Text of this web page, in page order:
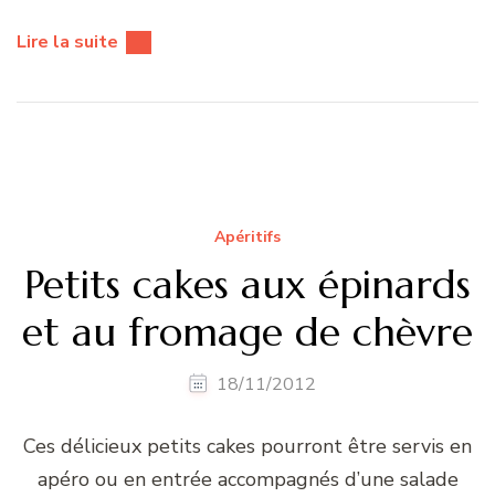
Lire la suite
Apéritifs
Petits cakes aux épinards
et au fromage de chèvre
18/11/2012
Ces délicieux petits cakes pourront être servis en
apéro ou en entrée accompagnés d’une salade